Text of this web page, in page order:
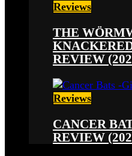
Reviews
THE
REVIEW
Reviews
CANCER
REVIEW